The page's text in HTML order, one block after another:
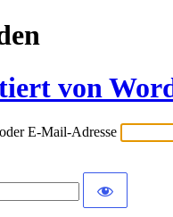
von
E-Mail-Adresse